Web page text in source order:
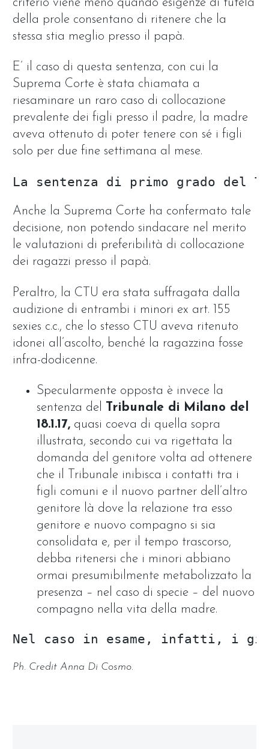
criterio viene meno quando esigenze di tutela
della prole consentano di ritenere che la
stessa stia meglio presso il papà.
E’ il caso di questa sentenza, con cui la
Suprema Corte è stata chiamata a
riesaminare un raro caso di collocazione
prevalente dei figli presso il padre, la madre
aveva ottenuto di poter tenere con sé i figli
solo per due fine settimana al mese.
La sentenza di primo grado del
Anche la Suprema Corte ha confermato tale
decisione, non potendo sindacare nel merito
le valutazioni di preferibilità di collocazione
dei ragazzi presso il papà.
Peraltro, la CTU era stata suffragata dalla
audizione di entrambi i minori ex art. 155
sexies c.c., che lo stesso CTU aveva ritenuto
idonei all’ascolto, benché la ragazzina fosse
infra-dodicenne.
Specularmente opposta è invece la
sentenza del Tribunale di Milano del
18.1.17, quasi coeva di quella sopra
illustrata, secondo cui va rigettata la
domanda del genitore volta ad ottenere
che il Tribunale inibisca i contatti tra i
figli comuni e il nuovo partner dell’altro
genitore là dove la relazione tra esso
genitore e nuovo compagno si sia
consolidata e, per il tempo trascorso,
debba ritenersi che i minori abbiano
ormai presumibilmente metabolizzato la
presenza – nel caso di specie – del nuovo
compagno nella vita della madre.
Nel caso in esame, infatti, i
Ph. Credit Anna Di Cosmo.